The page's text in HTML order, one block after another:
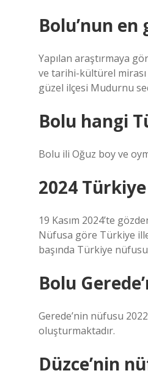
Bolu’nun en
Yapılan araştırmaya
ve tarihi-kültürel
güzel ilçesi Mudurnu
Bolu hangi
Bolu ili Oğuz boy ve
2024
19 Kasım 2024’te
Nüfusa göre Türkiye
başında Türkiye nüfusu
Bolu
Gerede’nin nüfusu
oluşturmaktadır.
Düzce’nin